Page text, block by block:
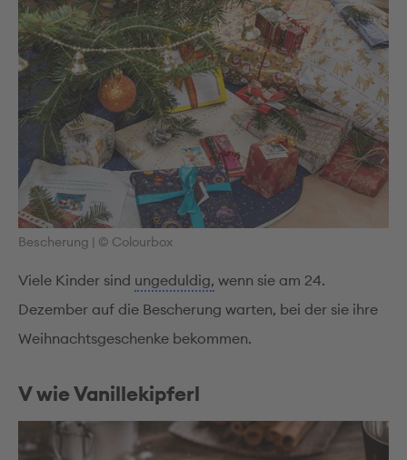
Bescherung | © Colourbox
Viele Kinder sind ungeduldig, wenn sie am 24.
Dezember auf die Bescherung warten, bei der sie ihre
Weihnachtsgeschenke bekommen.
V wie Vanillekipferl